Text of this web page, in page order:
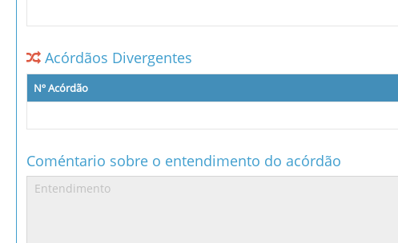
Acórdãos Divergentes
Nº Acórdão
Coméntario sobre o entendimento do acórdão